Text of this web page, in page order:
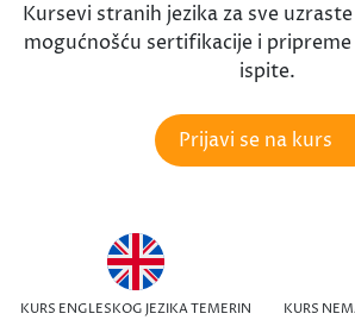
Kursevi stranih jezika za sve
mogućnošću sertifikacije i
ispite.
Prijavi se na kurs
KURS ENGLESKOG JEZIKA TEMERIN KURS